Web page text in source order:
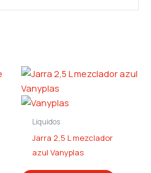
Liquidos
Jarra 2,5 L mezclador
azul Vanyplas